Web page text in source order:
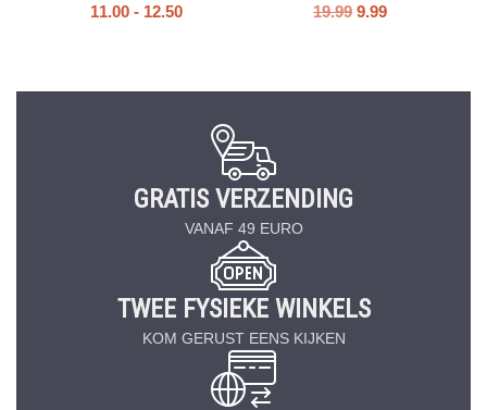
11.00 - 12.50 19.99 9.99
GRATIS VERZENDING
VANAF 49 EURO
TWEE FYSIEKE WINKELS
KOM GERUST EENS KIJKEN